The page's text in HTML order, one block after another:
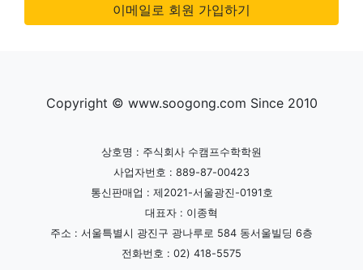
이메일로 회원 가입하기
Copyright © www.soogong.com Since 2010
상호명 : 주식회사 수캠프수학학원
사업자번호 : 889-87-00423
통신판매업 : 제2021-서울광진-0191호
대표자 : 이종혁
주소 : 서울특별시 광진구 광나루로 584 동서울빌딩 6층
전화번호 : 02) 418-5575